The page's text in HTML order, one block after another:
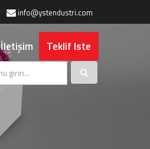
info@ystendustri.com
İletişim Teklif Iste